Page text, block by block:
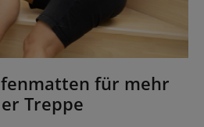
für mehr
Treppe